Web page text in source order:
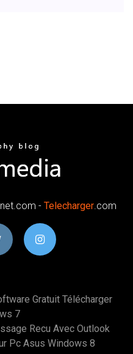
- Telecharger.com
Gratuit Télécharger
7
Recu Avec Outlook
Pc Asus Windows 8